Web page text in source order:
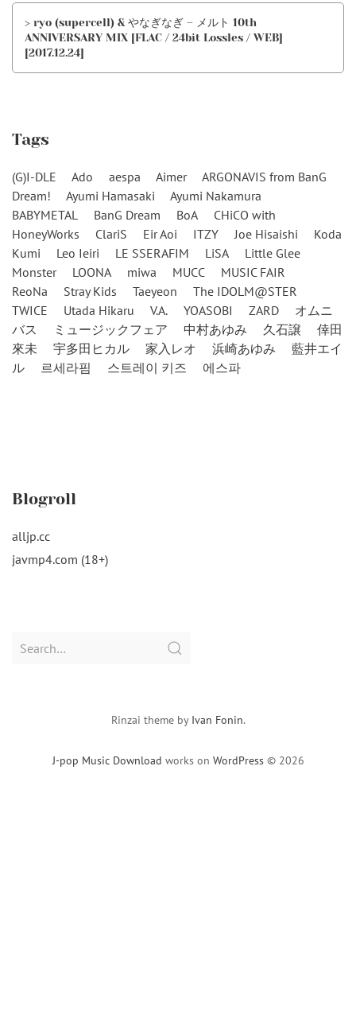
> ryo (supercell) & やなぎなぎ – メルト 10th
ANNIVERSARY MIX [FLAC / 24bit Lossles / WEB]
[2017.12.24]
Tags
(G)I-DLE Ado aespa Aimer
ARGONAVIS from BanG
Dream!
Ayumi Hamasaki
Ayumi Nakamura
BABYMETAL
BanG Dream BoA
CHiCO with
HoneyWorks
ClariS Eir Aoi ITZY Joe Hisaishi
Koda
Kumi
Leo Ieiri LE SSERAFIM LiSA
Little Glee
Monster
LOONA miwa MUCC
MUSIC FAIR
ReoNa
Stray Kids Taeyeon
The IDOLM@STER
TWICE
Utada Hikaru V.A. YOASOBI ZARD
オムニ
バス
ミュージックフェア 中村あゆみ 久石譲
倖田
來未
宇多田ヒカル 家入レオ 浜崎あゆみ
藍井エイ
ル
르세라핌 스트레이 키즈 에스파
Blogroll
alljp.cc
javmp4.com (18+)
Search
J-pop Music Download works on WordPress © 2026
Rinzai theme by Ivan Fonin.